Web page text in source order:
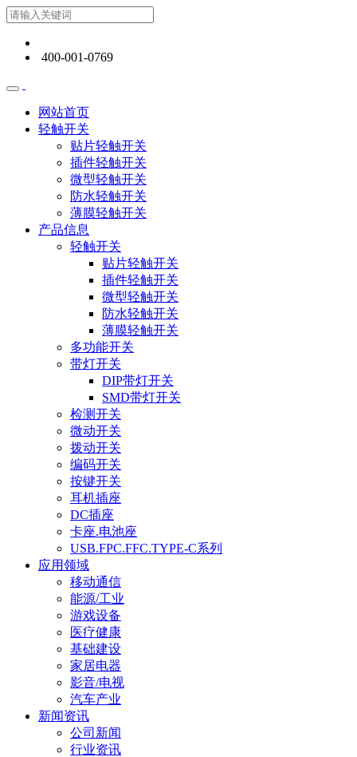
400-001-0769
网站首页
轻触开关
贴片轻触开关
插件轻触开关
微型轻触开关
防水轻触开关
薄膜轻触开关
产品信息
轻触开关
贴片轻触开关
插件轻触开关
微型轻触开关
防水轻触开关
薄膜轻触开关
多功能开关
带灯开关
DIP带灯开关
SMD带灯开关
检测开关
微动开关
拨动开关
编码开关
按键开关
耳机插座
DC插座
卡座.电池座
USB.FPC.FFC.TYPE-C系列
应用领域
移动通信
能源/工业
游戏设备
医疗健康
基础建设
家居电器
影音/电视
汽车产业
新闻资讯
公司新闻
行业资讯